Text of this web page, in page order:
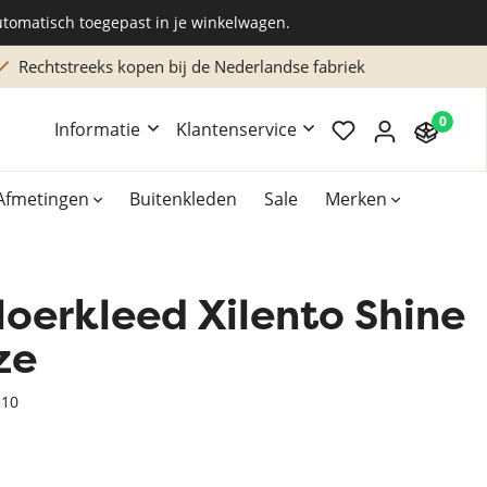
toegepast in je winkelwagen.
Rechtstreeks kopen bij de Nederlandse fabriek
Informatie Klantenservice 0
Buitenkleden Sale Merken
Overig
Accessoires
Xilento Shine